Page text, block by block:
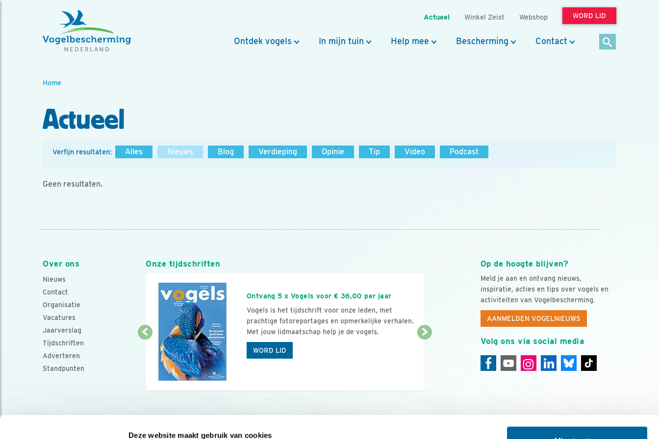
Deze website maakt gebruik van cookies
Actueel Winkel Zeist Webshop WORD LID
Ontdek vogels In mijn tuin Help mee Bescherming Contact
Home
Actueel
Verfijn resultaten: Alles Nieuws Blog Verdieping Opinie Tip Video Podcast
Geen resultaten.
Over ons
Nieuws
Contact
Organisatie
Vacatures
Jaarverslag
Tijdschriften
Adverteren
Standpunten
Op de hoogte blijven?
Meld je aan en ontvang nieuws,
inspiratie, acties en tips over vogels en
activiteiten van Vogelbescherming.
AANMELDEN VOGELNIEUWS
Volg ons via social media
Onze tijdschriften
Ontvang 5 x Vogels voor € 36,00 per jaar
Vogels is het tijdschrift voor onze leden, met
prachtige fotoreportages en opmerkelijke verhalen.
Met jouw lidmaatschap help je de vogels.
WORD LID